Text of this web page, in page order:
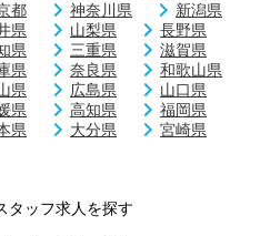
都 神奈川県
新潟県
県 山梨県
長野県
県 三重県
滋賀県
県 奈良県
和歌山県
県 広島県
山口県
県 高知県
福岡県
県 大分県
宮崎県
タッフ求人を探す